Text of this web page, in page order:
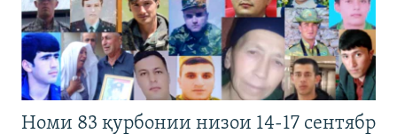
Номи 83 қурбонии низои 14-17 сентябр